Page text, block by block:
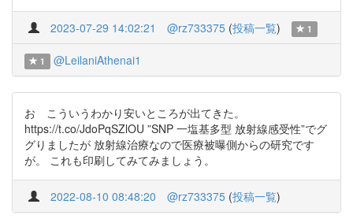
2023-07-29 14:02:21 @rz733375 (投稿一覧) 1
1 @LeilaniAthenai1
お こういうわかり安いところが出てきた。
https://t.co/JdoPqSZlOU ”SNP 一塩基多型 放射線感受性”でグ
グりましたが 放射線治療なので医療被曝側からの研究です
が。 これも印刷してみてみましょう。
2022-08-10 08:48:20 @rz733375 (投稿一覧)